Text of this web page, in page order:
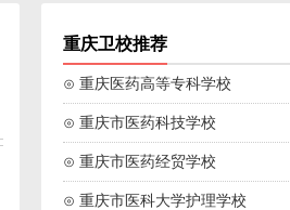
重庆卫校推荐
⊙ 重庆医药高等专科学校
⊙ 重庆市医药科技学校
⊙ 重庆市医药经贸学校
⊙ 重庆市医科大学护理学校